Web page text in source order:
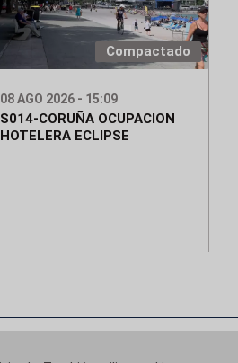
Compactado
08 AGO 2026 - 15:09
S014-CORUÑA OCUPACION
HOTELERA ECLIPSE